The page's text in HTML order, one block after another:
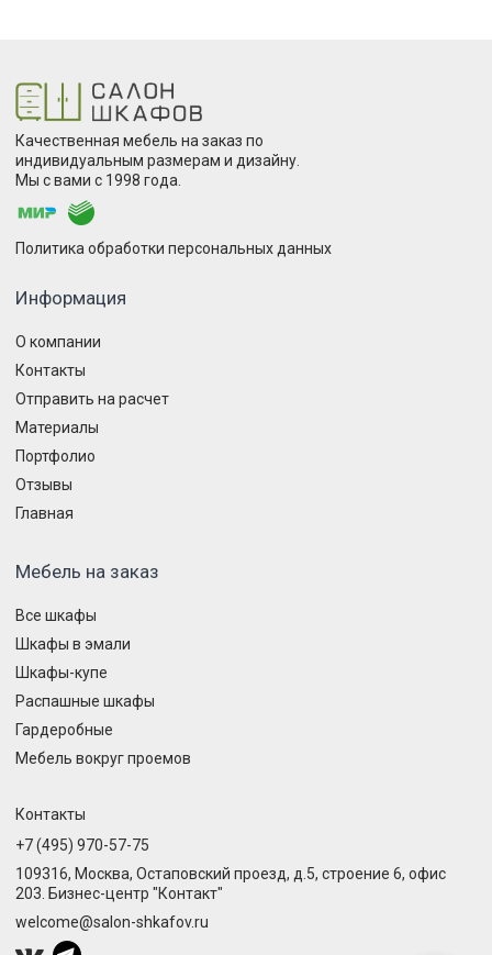
Качественная мебель на заказ по
индивидуальным размерам и дизайну.
Мы с вами с 1998 года.
Политика обработки персональных данных
Информация
О компании
Контакты
Отправить на расчет
Материалы
Портфолио
Отзывы
Главная
Мебель на заказ
Все шкафы
Шкафы в эмали
Шкафы-купе
Распашные шкафы
Гардеробные
Мебель вокруг проемов
Контакты
+7 (495) 970-57-75
109316, Москва, Остаповский проезд, д.5, строение 6, офис
203. Бизнес-центр "Контакт"
welcome@salon-shkafov.ru